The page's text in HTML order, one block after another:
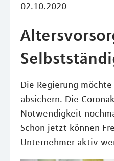
02.10.2020
Die Regierung
absichern. Die
Notwendigkeit
Schon jetzt können
Unternehmer aktiv